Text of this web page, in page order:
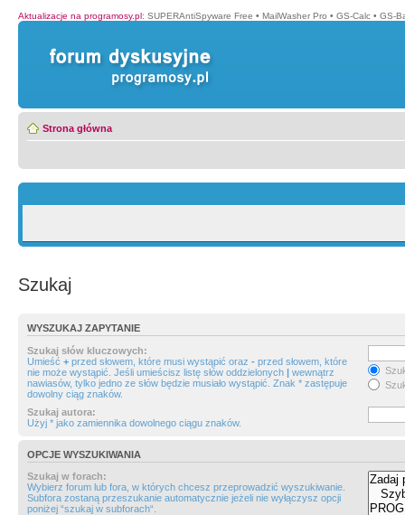
Aktualizacje na programosy.pl: SUPERAntiSpyware Free • MailWasher Pro • GS-Calc • GS-
Strona główna
Szukaj
WYSZUKAJ ZAPYTANIE
Szukaj słów kluczowych:
Umieść + przed słowem, które musi wystąpić oraz - przed słowem, które
nie może wystąpić. Jeśli umieścisz listę słów oddzielonych | wewnątrz
nawiasów, tylko jedno ze słów będzie musiało wystąpić. Znak * zastępuje
dowolny ciąg znaków.
Szukaj autora:
Użyj * jako zamiennika dowolnego ciągu znaków.
OPCJE WYSZUKIWANIA
Szukaj w forach:
Wybierz forum lub fora, w których chcesz przeprowadzić wyszukiwanie.
Subfora zostaną przeszukanie automatycznie jeżeli nie wyłączysz opcji
poniżej “szukaj w subforach“.